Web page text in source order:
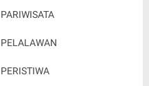
PARIWISATA
PELALAWAN
PERISTIWA